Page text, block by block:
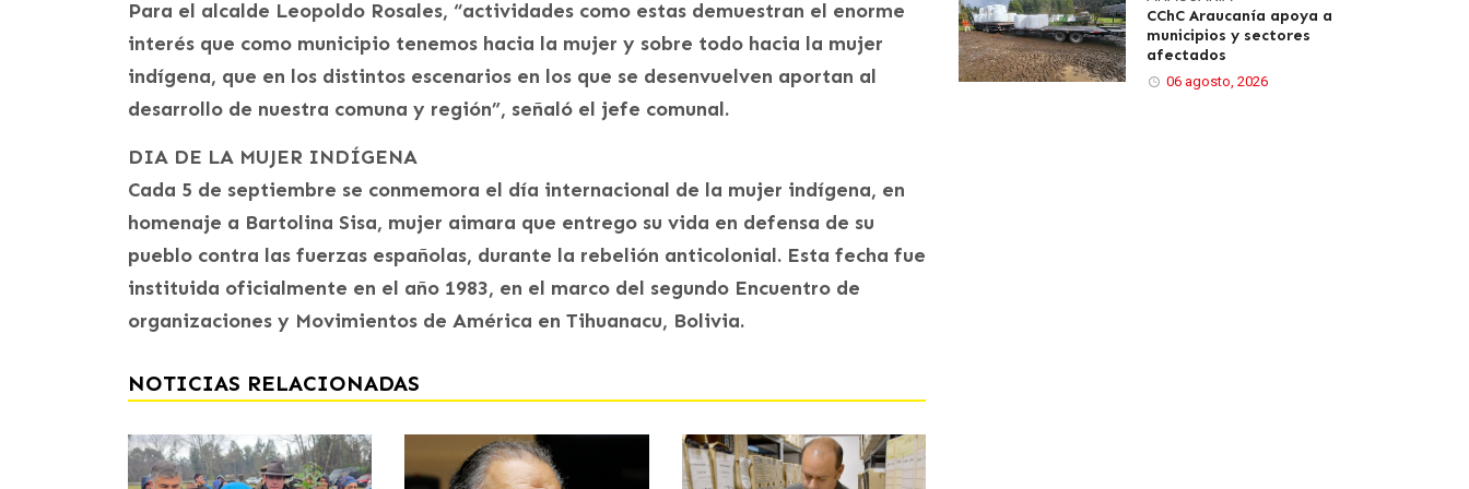
Para el alcalde Leopoldo Rosales, “actividades como estas demuestran el enorme
interés que como municipio tenemos hacia la mujer y sobre todo hacia la mujer
indígena, que en los distintos escenarios en los que se desenvuelven aportan al
desarrollo de nuestra comuna y región”, señaló el jefe comunal.
DIA DE LA MUJER INDÍGENA
Cada 5 de septiembre se conmemora el día internacional de la mujer indígena, en
homenaje a Bartolina Sisa, mujer aimara que entrego su vida en defensa de su
pueblo contra las fuerzas españolas, durante la rebelión anticolonial. Esta fecha fue
instituida oficialmente en el año 1983, en el marco del segundo Encuentro de
organizaciones y Movimientos de América en Tihuanacu, Bolivia.
NOTICIAS RELACIONADAS
CChC Araucanía apoya a
municipios y sectores
afectados
06 agosto, 2026